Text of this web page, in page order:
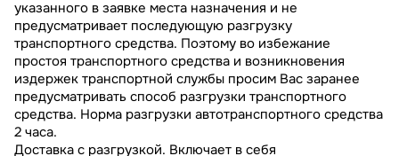
указанного в заявке места назначения и не
предусматривает последующую разгрузку
транспортного средства. Поэтому во избежание
простоя транспортного средства и возникновения
издержек транспортной службы просим Вас заранее
предусматривать способ разгрузки транспортного
средства. Норма разгрузки автотранспортного средства
2 часа.
Доставка с разгрузкой. Включает в себя